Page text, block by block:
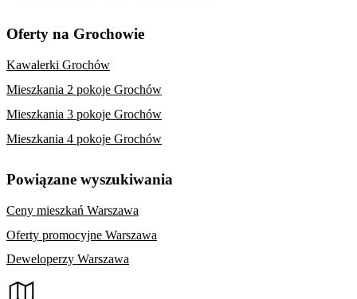
Oferty na Grochowie
Kawalerki Grochów
Mieszkania 2 pokoje Grochów
Mieszkania 3 pokoje Grochów
Mieszkania 4 pokoje Grochów
Powiązane wyszukiwania
Ceny mieszkań Warszawa
Oferty promocyjne Warszawa
Deweloperzy Warszawa